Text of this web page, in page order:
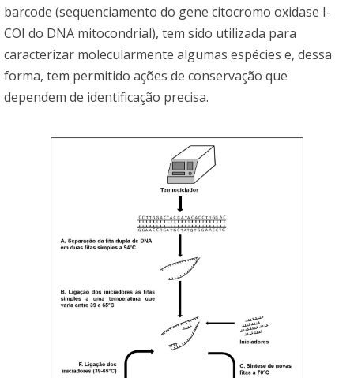
barcode (sequenciamento do gene citocromo oxidase I-
COI do DNA mitocondrial), tem sido utilizada para
caracterizar molecularmente algumas espécies e, dessa
forma, tem permitido ações de conservação que
dependem de identificação precisa.